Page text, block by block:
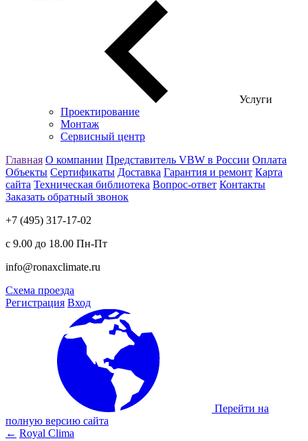
Услуги
Проектирование
Монтаж
Сервисный центр
Главная О компании Представитель VBW в России Оплата
Объекты Сертификаты Доставка Гарантия и ремонт Карта
сайта Техническая библиотека Вопрос-ответ Контакты
Заказать обратный звонок
+7 (495) 317-17-02
с 9.00 до 18.00 Пн-Пт
info@ronaxclimate.ru
Схема проезда
Регистрация Вход
Перейти на
полную версию сайта
← Royal Clima